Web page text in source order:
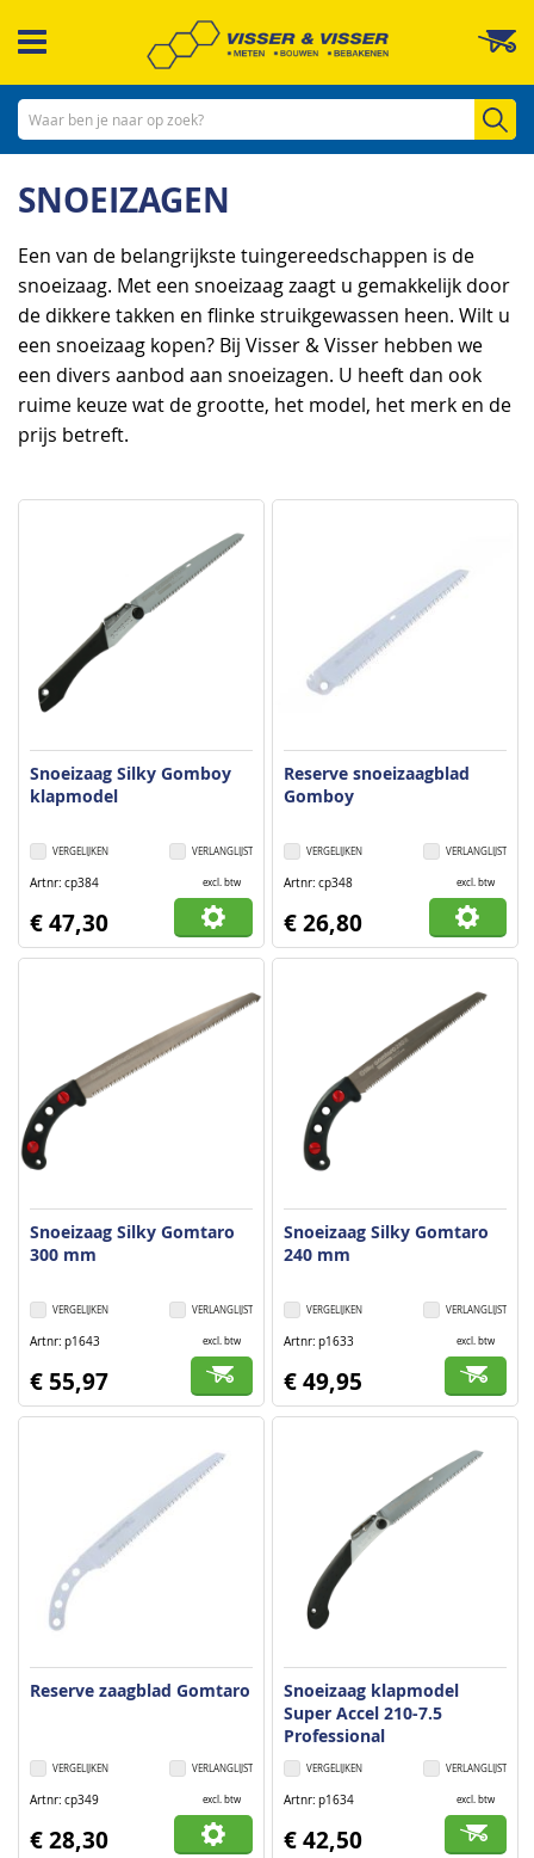
naar
inhoud
SNOEIZAGEN
Een van de belangrijkste tuingereedschappen is de
snoeizaag. Met een snoeizaag zaagt u gemakkelijk door
de dikkere takken en flinke struikgewassen heen. Wilt u
een snoeizaag kopen? Bij Visser & Visser hebben we
een divers aanbod aan snoeizagen. U heeft dan ook
ruime keuze wat de grootte, het model, het merk en de
prijs betreft.
Snoeizaag Silky Gomboy
klapmodel
VERLANGLIJST
VERGELIJKEN
Artnr cp384 excl. btw
€ 47,30
Reserve snoeizaagblad
Gomboy
VERLANGLIJST
VERGELIJKEN
Artnr cp348 excl. btw
€ 26,80
Snoeizaag Silky Gomtaro
300 mm
VERLANGLIJST
VERGELIJKEN
Artnr p1643 excl. btw
€ 55,97
Snoeizaag Silky Gomtaro
240 mm
VERLANGLIJST
VERGELIJKEN
Artnr p1633 excl. btw
€ 49,95
Reserve zaagblad Gomtaro
VERLANGLIJST
VERGELIJKEN
Artnr cp349 excl. btw
€ 28,30
Snoeizaag klapmodel
Super Accel 210-7.5
Professional
VERLANGLIJST
VERGELIJKEN
Artnr p1634 excl. btw
€ 42,50